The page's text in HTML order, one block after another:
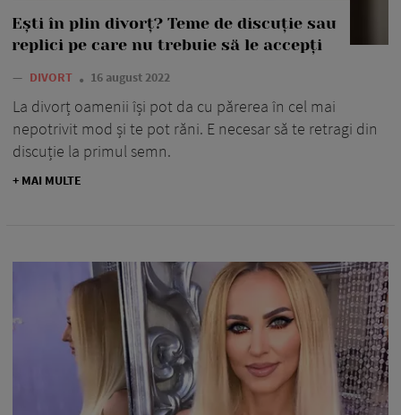
Ești în plin divorț? Teme de discuție sau
replici pe care nu trebuie să le accepți
— DIVORT 16 august 2022
La divorț oamenii își pot da cu părerea în cel mai
nepotrivit mod și te pot răni. E necesar să te retragi din
discuție la primul semn.
+ MAI MULTE